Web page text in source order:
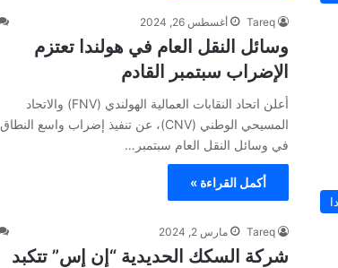
Tareq أغسطس 26, 2024
وسائل النقل العام في هولندا تعتزم
الإضراب سبتمبر القادم
أعلن اتحاد النقابات العمالية الهولندي (FNV) والاتحاد
المسيحي الوطني (CNV)، عن تنفيذ إضراب واسع النطاق
في وسائل النقل العام سبتمبر…
أكمل القراءة »
Tareq مارس 2, 2024
شركة السكك الحديدية “إن إس” تتكبد